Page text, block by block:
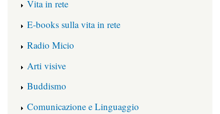
Vita in rete
E-books sulla vita in rete
Radio Micio
Arti visive
Buddismo
Comunicazione e Linguaggio